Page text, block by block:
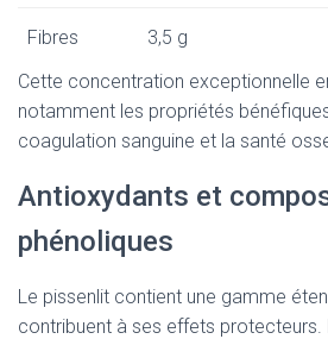
Fibres 3,5 g
Cette concentration exceptionnelle
notamment les propriétés
coagulation sanguine et la santé
Antioxydants et
phénoliques
Le pissenlit contient une gamme
contribuent à ses effets protecteurs.